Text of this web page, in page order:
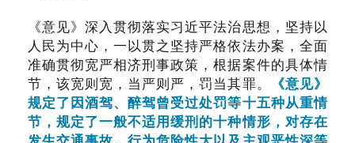
《意见》深入贯彻落实习近平法治思想，坚持以
人民为中心，一以贯之坚持严格依法办案，全面
准确贯彻宽严相济刑事政策，根据案件的具体情
节，该宽则宽，当严则严，罚当其罪。
《意见》
规定了因酒驾、醉驾曾受过处罚等十五种从重情
节，规定了一般不适用缓刑的十种情形，对存在